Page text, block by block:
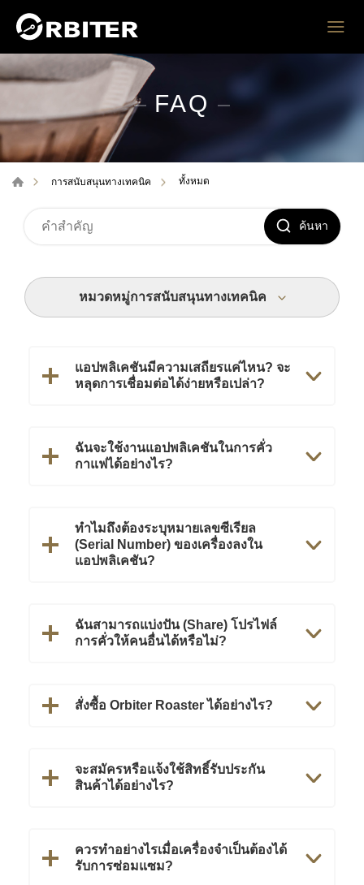
FAQ
การสนับสนุนทางเทคนิค ทั้งหมด
ค้นหา
หมวดหมู่การสนับสนุนทางเทคนิค
แอปพลิเคชันมีความเสถียรแค่ไหน? จะ
หลุดการเชื่อมต่อได้ง่ายหรือเปล่า?
ฉันจะใช้งานแอปพลิเคชันในการคั่ว
กาแฟได้อย่างไร?
ทำไมถึงต้องระบุหมายเลขซีเรียล
(Serial Number) ของเครื่องลงใน
แอปพลิเคชัน?
ฉันสามารถแบ่งปัน (Share) โปรไฟล์
การคั่วให้คนอื่นได้หรือไม่?
สั่งซื้อ Orbiter Roaster ได้อย่างไร?
จะสมัครหรือแจ้งใช้สิทธิ์รับประกัน
สินค้าได้อย่างไร?
ควรทำอย่างไรเมื่อเครื่องจำเป็นต้องได้
รับการซ่อมแซม?